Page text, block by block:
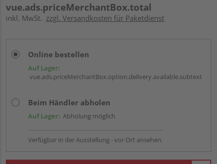
vue.ads.priceMerchantBox.total
inkl. MwSt. zzgl. Versandkosten für Paketdienst
Online bestellen
Auf Lager:
vue.ads.priceMerchantBox.option.delivery.available.subtext
Beim Händler abholen
Auf Lager: Abholung möglich
Verfügbar in der Ausstellung - vor Ort ansehen.